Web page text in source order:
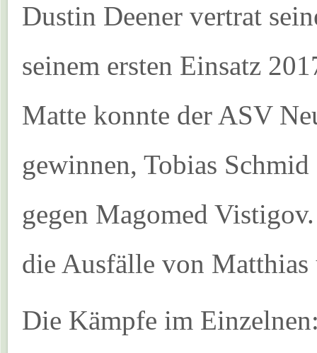
Dustin Deener vertrat
seinem ersten Einsatz
Matte konnte der ASV
gewinnen, Tobias
gegen Magomed
die Ausfälle von
Die Kämpfe im